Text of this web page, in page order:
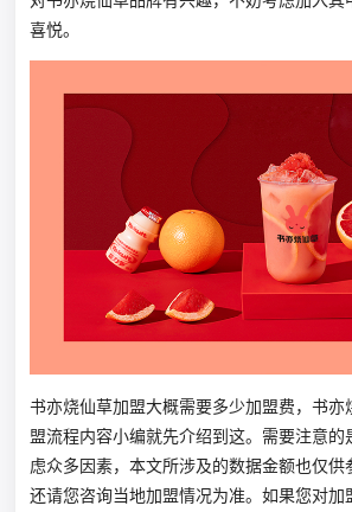
喜悦。
书亦烧仙草加盟大概需要多少加盟费，书亦
盟流程内容小编就先介绍到这。需要注意的
虑众多因素，本文所涉及的数据金额也仅供
还请您咨询当地加盟情况为准。如果您对加